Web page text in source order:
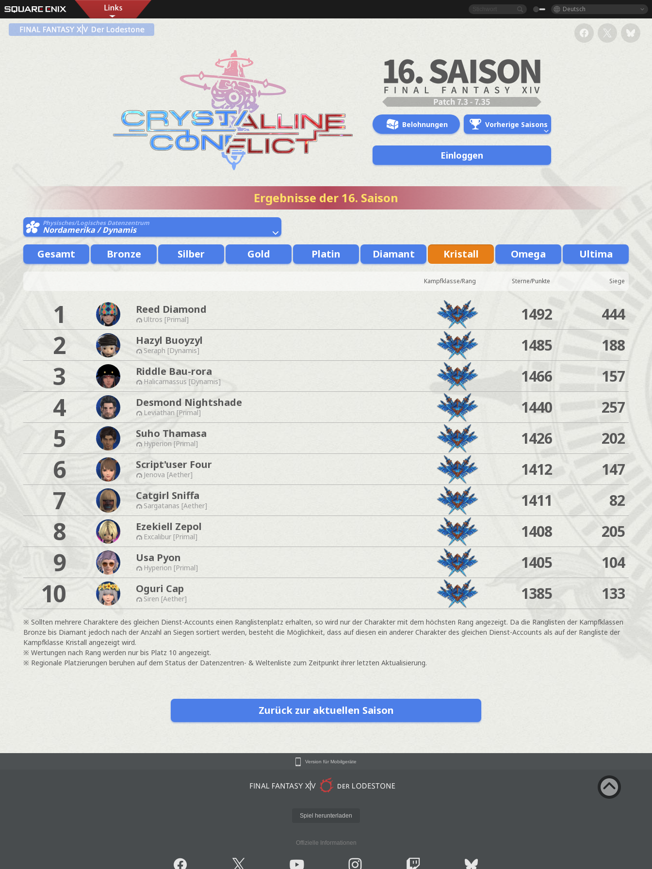
Deutsch
Belohnungen Vorherige Saisons
Einloggen
Ergebnisse der 16. Saison
Physisches/Logisches Datenzentrum
Nordamerika / Dynamis
Gesamt Bronze Silber Gold Platin Diamant Kristall Omega Ultima
Kampfklasse/Rang Sterne/Punkte Siege
1 Reed Diamond
Ultros [Primal] 1492 444
2 Hazyl Buoyzyl
Seraph [Dynamis] 1485 188
3 Riddle Bau-rora
Halicarnassus [Dynamis] 1466 157
4 Desmond Nightshade
Leviathan [Primal] 1440 257
5 Suho Thamasa
Hyperion [Primal] 1426 202
6 Script'user Four
Jenova [Aether] 1412 147
7 Catgirl Sniffa
Sargatanas [Aether] 1411 82
8 Ezekiell Zepol
Excalibur [Primal] 1408 205
9 Usa Pyon
Hyperion [Primal] 1405 104
10 Oguri Cap
Siren [Aether] 1385 133
※ Sollten mehrere Charaktere des gleichen Dienst-Accounts einen Ranglistenplatz erhalten, so wird nur der Charakter mit dem höchsten Rang angezeigt. Da die Ranglisten der Kampfklassen
Bronze bis Diamant jedoch nach der Anzahl an Siegen sortiert werden, besteht die Möglichkeit, dass auf diesen ein anderer Charakter des gleichen Dienst-Accounts als auf der Rangliste der
Kampfklasse Kristall angezeigt wird.
※ Wertungen nach Rang werden nur bis Platz 10 angezeigt.
※ Regionale Platzierungen beruhen auf dem Status der Datenzentren- & Weltenliste zum Zeitpunkt ihrer letzten Aktualisierung.
Zurück zur aktuellen Saison
Version für Mobilgeräte
Spiel herunterladen
Offizielle Informationen